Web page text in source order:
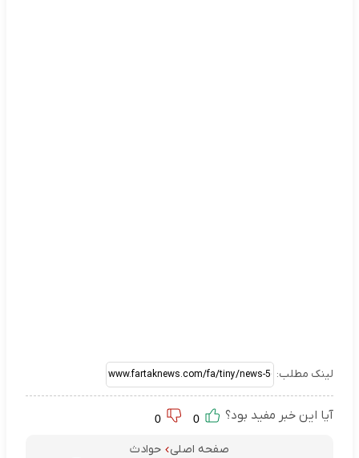
لینک مطلب:
آیا این خبر مفید بود؟
صفحه اصلی
حوادث